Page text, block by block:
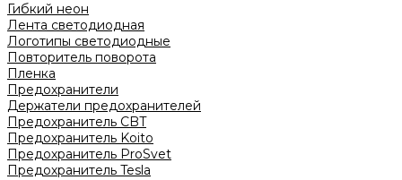
Гибкий неон
Лента светодиодная
Логотипы светодиодные
Повторитель поворота
Пленка
Предохранители
Держатели предохранителей
Предохранитель CBT
Предохранитель Koito
Предохранитель ProSvet
Предохранитель Tesla